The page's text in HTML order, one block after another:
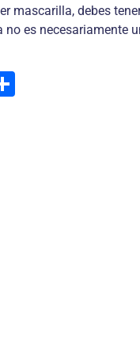
mascarilla, debes
no es necesariamente